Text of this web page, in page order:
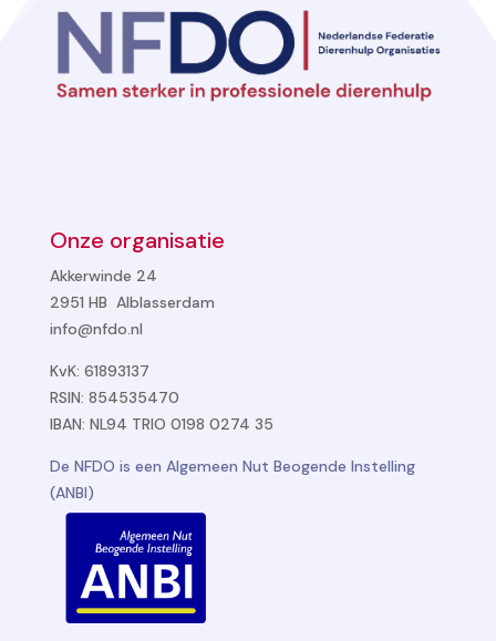
Onze organisatie
Akkerwinde 24
2951 HB Alblasserdam
info@nfdo.nl
KvK: 61893137
RSIN: 854535470
IBAN: NL94 TRIO 0198 0274 35
De NFDO is een Algemeen Nut Beogende Instelling
(ANBI)